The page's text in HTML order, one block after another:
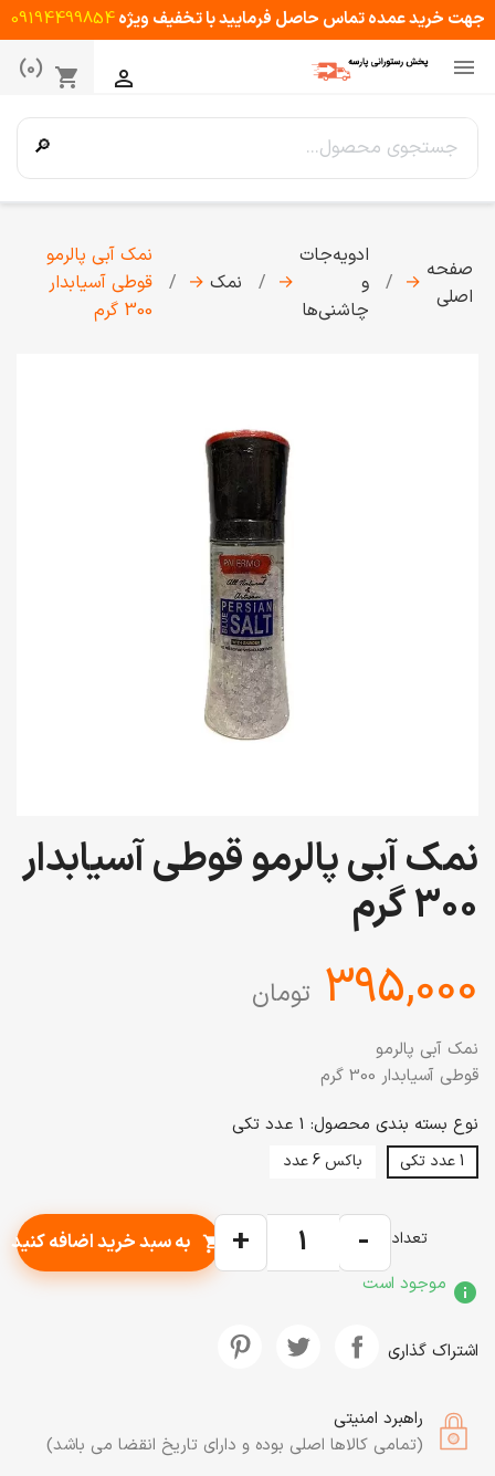
جهت خرید عمده تماس حاصل فرمایید با تخفیف ویژه09194499854

shopping_cart
(0) 
🔎
صفحه
اصلی
→
ادویه‌جات
و
چاشنی‌ها
→ نمک →
نمک آبی پالرمو
قوطی آسیابدار
300 گرم
نمک آبی پالرمو قوطی آسیابدار
300 گرم
‎395,000 تومان
نمک آبی پالرمو
قوطی آسیابدار 300 گرم
نوع بسته بندی محصول: 1 عدد تکی
1 عدد تکی باکس 6 عدد
تعداد -
+
shopping_cart به سبد خرید اضافه کنید
info موجود است
اشتراک گذاری
راهبرد امنیتی
(تمامی کالاها اصلی بوده و دارای تاریخ انقضا می باشد)